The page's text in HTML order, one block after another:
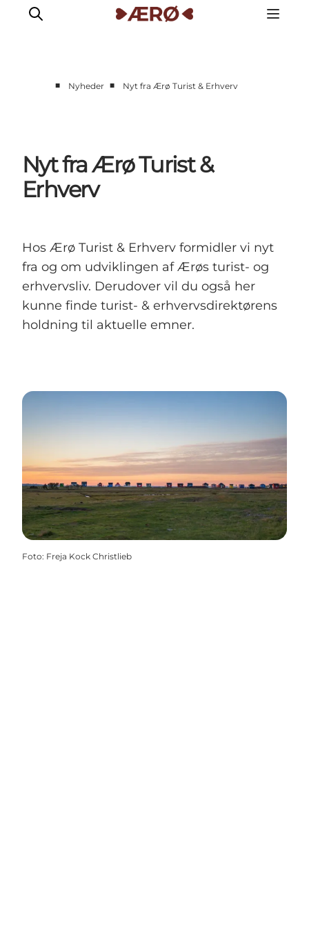
■ Nyheder ■ Nyt fra Ærø Turist & Erhverv
Nyt fra Ærø Turist &
Erhverv
Hos Ærø Turist & Erhverv formidler vi nyt
fra og om udviklingen af Ærøs turist- og
erhvervsliv. Derudover vil du også her
kunne finde turist- & erhvervsdirektørens
holdning til aktuelle emner.
Foto: Freja Kock Christlieb